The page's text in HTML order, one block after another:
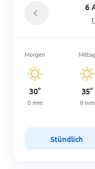
6
Morgen
30°
0 mm
Mittag
35°
0 mm
Stündlich